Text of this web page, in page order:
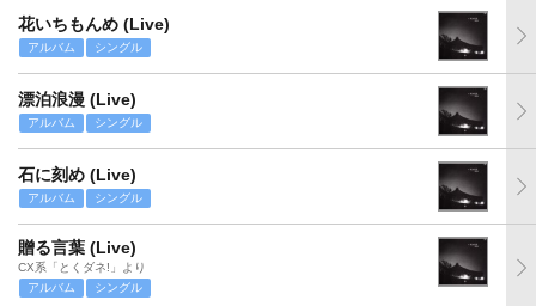
花いちもんめ (Live)
アルバム シングル
漂泊浪漫 (Live)
アルバム シングル
石に刻め (Live)
アルバム シングル
贈る言葉 (Live)
CX系「とくダネ!」より
アルバム
シングル